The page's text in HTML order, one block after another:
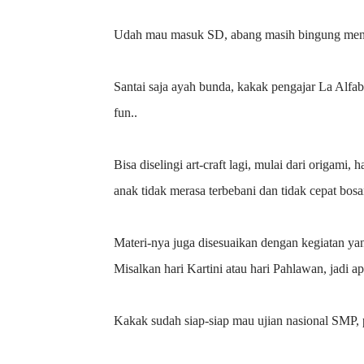
Udah mau masuk SD, abang masih bingung
Santai saja ayah bunda, kakak pengajar La
fun..
Bisa diselingi art-craft lagi, mulai dari origami,
anak tidak merasa terbebani dan tidak cepat
Materi-nya juga disesuaikan dengan kegiatan
Misalkan hari Kartini atau hari Pahlawan, jadi
Kakak sudah siap-siap mau ujian nasional